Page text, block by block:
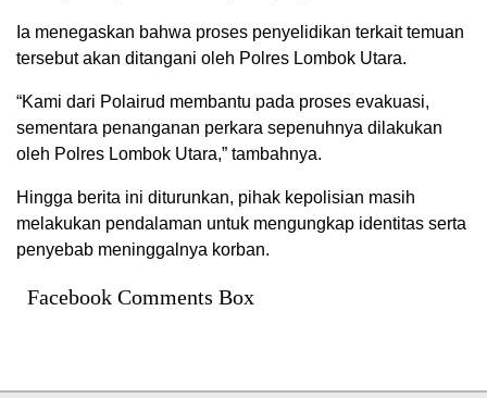
Ia menegaskan bahwa proses penyelidikan terkait temuan
tersebut akan ditangani oleh Polres Lombok Utara.
“Kami dari Polairud membantu pada proses evakuasi,
sementara penanganan perkara sepenuhnya dilakukan
oleh Polres Lombok Utara,” tambahnya.
Hingga berita ini diturunkan, pihak kepolisian masih
melakukan pendalaman untuk mengungkap identitas serta
penyebab meninggalnya korban.
Facebook Comments Box